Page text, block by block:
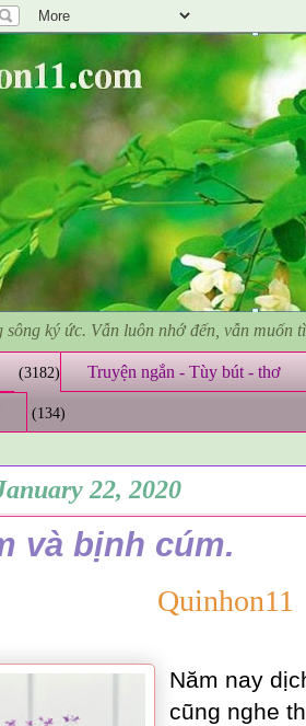
ký ức. Vẫn luôn nhớ đến, vẫn muốn
(3182) Truyện ngắn - Tùy bút - thơ
(134)
22, 2020
và bịnh cúm.
Quinhon11
Năm nay
cũng nghe